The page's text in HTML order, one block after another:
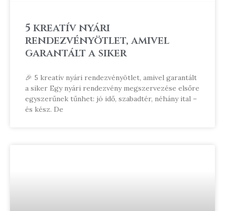
5 kreatív nyári
rendezvényötlet, amivel
garantált a siker
🎉 5 kreatív nyári rendezvényötlet, amivel garantált
a siker Egy nyári rendezvény megszervezése elsőre
egyszerűnek tűnhet: jó idő, szabadtér, néhány ital –
és kész. De